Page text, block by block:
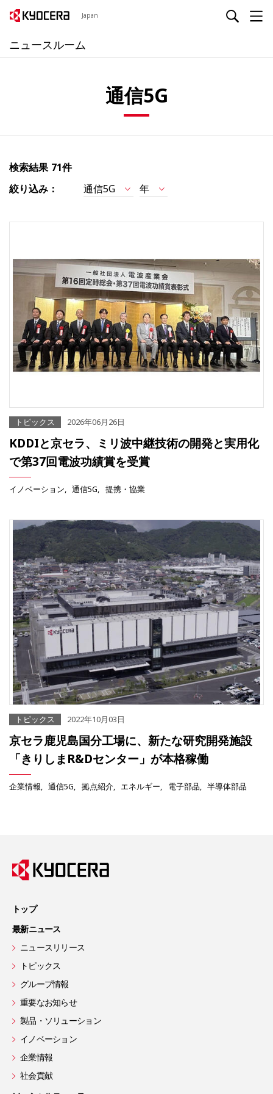
Japan
ニュースルーム
通信5G
検索結果 71件
絞り込み：
通信5G 年
トピックス 2026年06月26日
KDDIと京セラ、ミリ波中継技術の開発と実用化
で第37回電波功績賞を受賞
イノベーション 通信5G 提携・協業
トピックス 2022年10月03日
京セラ鹿児島国分工場に、新たな研究開発施設
「きりしまR&Dセンター」が本格稼働
企業情報 通信5G 拠点紹介 エネルギー 電子部品 半導体部品
トップ
最新ニュース
ニュースリリース
トピックス
グループ情報
重要なお知らせ
製品・ソリューション
イノベーション
企業情報
社会貢献